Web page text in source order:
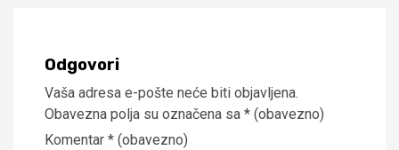
Odgovori
Vaša adresa e-pošte neće biti objavljena.
Obavezna polja su označena sa * (obavezno)
Komentar * (obavezno)